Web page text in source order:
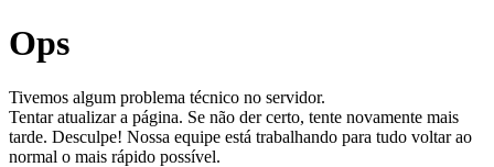
Ops
Tivemos algum problema técnico no servidor.
Tentar atualizar a página. Se não der certo, tente novamente mais
tarde. Desculpe! Nossa equipe está trabalhando para tudo voltar ao
normal o mais rápido possível.